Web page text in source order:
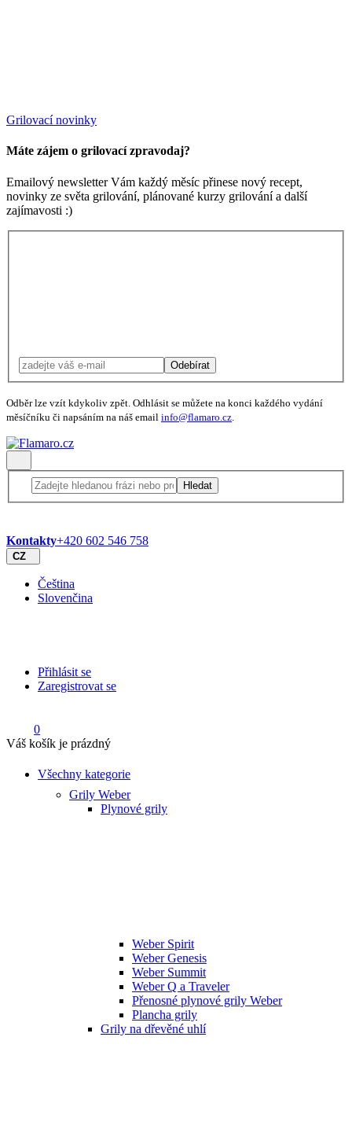
Grilovací novinky
Máte zájem o grilovací zpravodaj?
Emailový newsletter Vám každý měsíc přinese nový recept,
novinky ze světa grilování, plánované kurzy grilování a další
zajímavosti :)
Odebírat
Odběr lze vzít kdykoliv zpět. Odhlásit se můžete na konci každého vydání
měsíčníku či napsáním na náš email info@flamaro.cz.
Hledat
Kontakty+420 602 546 758
CZ
Čeština
Slovenčina
Přihlásit se
Zaregistrovat se
0
Váš košík je prázdný
Všechny kategorie
Grily Weber
Plynové grily
Weber Spirit
Weber Genesis
Weber Summit
Weber Q a Traveler
Přenosné plynové grily Weber
Plancha grily
Grily na dřevěné uhlí